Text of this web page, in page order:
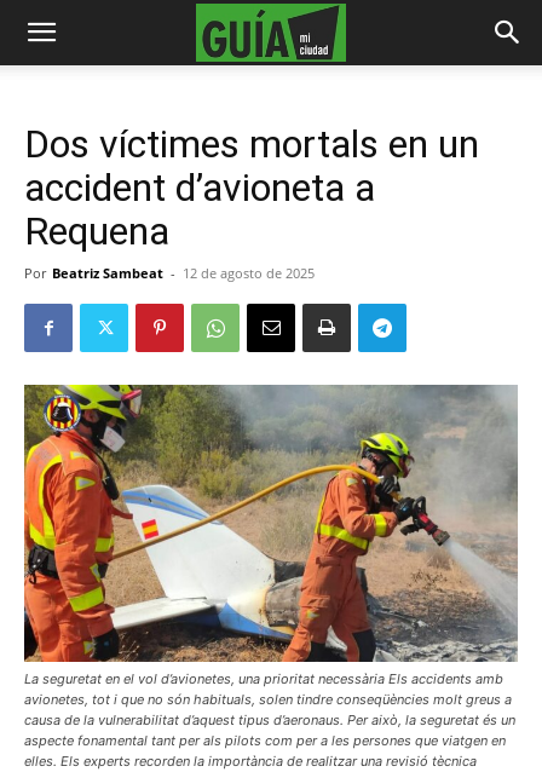
Dos víctimes mortals en un
accident d’avioneta a
Requena
Por Beatriz Sambeat - 12 de agosto de 2025
La seguretat en el vol d’avionetes, una prioritat necessària Els accidents amb
avionetes, tot i que no són habituals, solen tindre conseqüències molt greus a
causa de la vulnerabilitat d’aquest tipus d’aeronaus. Per això, la seguretat és un
aspecte fonamental tant per als pilots com per a les persones que viatgen en
elles. Els experts recorden la importància de realitzar una revisió tècnica